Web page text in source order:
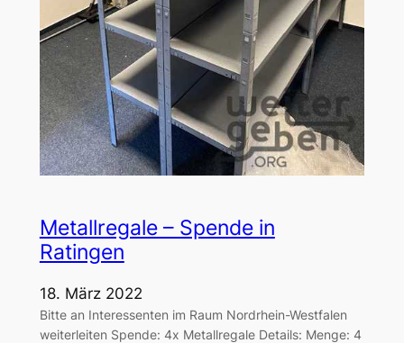
Metallregale – Spende in
Ratingen
18. März 2022
Bitte an Interessenten im Raum Nordrhein-Westfalen
weiterleiten Spende: 4x Metallregale Details: Menge: 4